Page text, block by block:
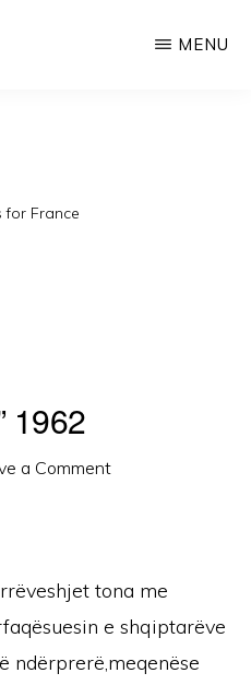
MENU
for France
1962
a Comment
tona me
e shqiptarëve
ndërprerë,meqenëse